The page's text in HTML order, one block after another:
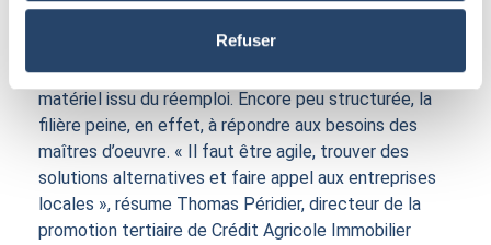
Refuser
ou géosourcés implique, par ailleurs, une plus grande
frugalité, ainsi qu’une anticipation des stocks de
matériel issu du réemploi. Encore peu structurée, la
filière peine, en effet, à répondre aux besoins des
maîtres d’oeuvre. « Il faut être agile, trouver des
solutions alternatives et faire appel aux entreprises
locales », résume Thomas Péridier, directeur de la
promotion tertiaire de Crédit Agricole Immobilier